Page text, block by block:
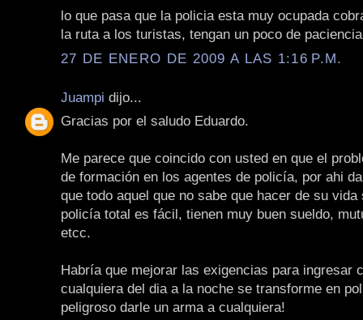
lo que pasa que la policia esta muy ocupada
la ruta a los turistas, tengan un poco de
27 DE ENERO DE 2009 A LAS 1:16 P.M.
Juampi dijo...
Gracias por el saludo Eduardo.
Me parece que coincido con usted en que el
de formación en los agentes de policía, por ahi
que todo aquel que no sabe que hacer de su vida
policía total es fácil, tienen muy buen sueldo,
etcc.
Habría que mejorar las exigencias para ingresar
cualquiera del dia a la noche se transforme en
peligroso darle un arma a cualquiera!